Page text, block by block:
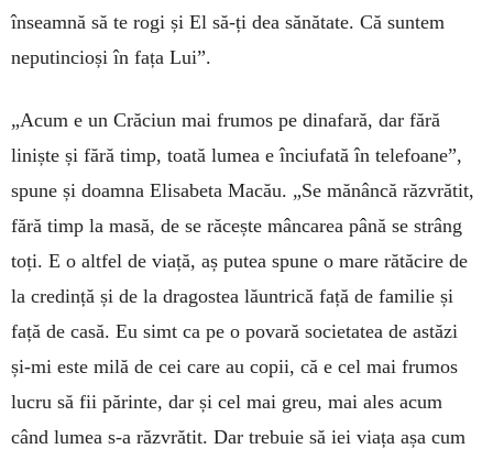
înseamnă să te rogi și El să-ți dea sănătate. Că suntem
neputincioși în fața Lui”.
„Acum e un Crăciun mai frumos pe dinafară, dar fără
liniște și fără timp, toată lumea e înciufată în telefoane”,
spune și doamna Elisabeta Macău. „Se mănâncă răzvrătit,
fără timp la masă, de se răcește mâncarea până se strâng
toți. E o altfel de viață, aș putea spune o mare rătăcire de
la credință și de la dragostea lăuntrică față de familie și
față de casă. Eu simt ca pe o povară societatea de astăzi
și-mi este milă de cei care au copii, că e cel mai frumos
lucru să fii părinte, dar și cel mai greu, mai ales acum
când lumea s-a răzvrătit. Dar trebuie să iei viața așa cum